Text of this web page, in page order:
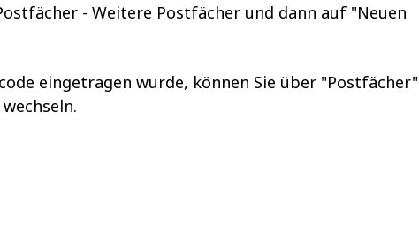
- Weitere Postfächer und dann auf "Neuen
eingetragen wurde, können Sie über "Postfächer"